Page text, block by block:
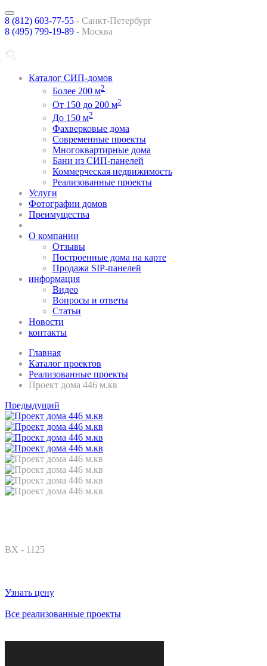
8 (812) 603-77-55 - Санкт-Петербург
8 (495) 799-19-89 - Москва
Каталог СИП-домов
Более 200 м2
От 150 до 200 м2
До 150 м2
Фахверковые дома
Современные проекты
Многоквартирные дома
Бани из СИП-панелей
Коммерческая недвижимость
Реализованные проекты
Услуги
Фотографии домов
Преимущества
О компании
Отзывы
Построенные дома на карте
Продажа SIP-панелей
информация
Видео
Вопросы и ответы
Статьи
Новости
контакты
Главная
Каталог проектов
Реализованные проекты
Проект дома 446 м.кв
Предыдущий
ВХ - 1125
Узнать цену
Все реализованные проекты